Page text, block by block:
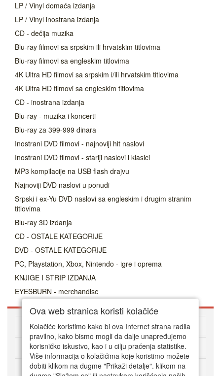
LP / Vinyl domaća izdanja
LP / Vinyl inostrana izdanja
CD - dečija muzika
Blu-ray filmovi sa srpskim ili hrvatskim titlovima
Blu-ray filmovi sa engleskim titlovima
4K Ultra HD filmovi sa srpskim i/ili hrvatskim titlovima
4K Ultra HD filmovi sa engleskim titlovima
CD - inostrana izdanja
Blu-ray - muzika i koncerti
Blu-ray za 399-999 dinara
Inostrani DVD filmovi - najnoviji hit naslovi
Inostrani DVD filmovi - stariji naslovi i klasici
MP3 kompilacije na USB flash drajvu
Najnoviji DVD naslovi u ponudi
Srpski i ex-Yu DVD naslovi sa engleskim i drugim stranim
titlovima
Blu-ray 3D izdanja
CD - OSTALE KATEGORIJE
DVD - OSTALE KATEGORIJE
PC, Playstation, Xbox, Nintendo - igre i oprema
KNJIGE I STRIP IZDANJA
EYESBURN - merchandise
O DVD Zoni
Kako kupovati online
Korisnički servis
Ova web stranica koristi kolačiće
Kolačiće koristimo kako bi ova Internet strana radila
pravilno, kako bismo mogli da dalje unapređujemo
korisničko iskustvo, kao i u cilju praćenja statistike.
Više informacija o kolačićima koje koristimo možete
dobiti klikom na dugme "Prikaži detalje". klikom na